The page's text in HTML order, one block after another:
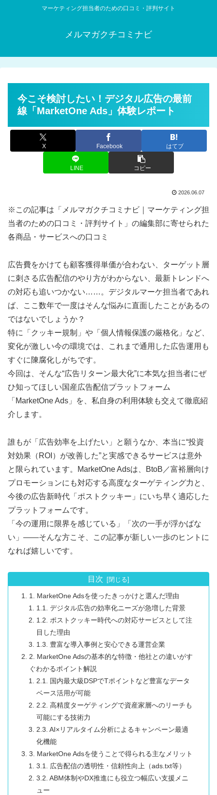
マーケティング担当者のための口コミ・評判サイト
メルマガクチコミナビ
今こそ検討したい！デジタル広告の最前
線「MarketOne Ads」体験レポート
X Facebook はてブ
LINE コピー
2026.06.07
※この記事は「メルマガクチコミナビ｜マーケティング担
当者のための口コミ・評判サイト」の編集部に寄せられた
各商品・サービスへの口コミ
広告費をかけても顧客獲得単価が合わない、ターゲット層
に刺さる広告配信のやり方がわからない、最新トレンドへ
の対応も追いつかない……。デジタルマーケ担当者であれ
ば、ここ数年で一度はそんな悩みに直面したことがあるの
ではないでしょうか？
特に「クッキー規制」や「個人情報保護の厳格化」など、
変化が激しい今の環境では、これまで通用した広告運用も
すぐに陳腐化しがちです。
今回は、そんな“広告リターン最大化”に本気な担当者にぜ
ひ知ってほしい国産広告配信プラットフォーム
「MarketOne Ads」を、私自身の利用体験も交えて徹底紹
介します。
誰もが「広告効率を上げたい」と願うなか、本当に“投資
対効果（ROI）が改善した”と実感できるサービスは意外
と限られています。MarketOne Adsは、BtoB／富裕層向け
プロモーションにも対応する高度なターゲティング力と、
今後の広告新時代「ポストクッキー」にいち早く適応した
プラットフォームです。
「今の運用に限界を感じている」「次の一手が浮かばな
い」――そんな方こそ、この記事が新しい一歩のヒントに
なれば嬉しいです。
目次
1. MarketOne Adsを使ったきっかけと選んだ理由
1.1. デジタル広告の効率化ニーズが急増した背景
1.2. ポストクッキー時代への対応サービスとして注
目した理由
1.3. 豊富な導入事例と安心できる運営企業
2. MarketOne Adsの基本的な特徴・他社との違いがす
ぐわかるポイント解説
2.1. 国内最大級DSPでTポイントなど豊富なデータ
ベース活用が可能
2.2. 高精度ターゲティングで資産家層へのリーチも
可能にする技術力
2.3. AI×リアルタイム分析によるキャンペーン最適
化機能
3. MarketOne Adsを使うことで得られる主なメリット
3.1. 広告配信の透明性・信頼性向上（ads.txt等）
3.2. ABM体制やDX推進にも役立つ幅広い支援メニ
ュー